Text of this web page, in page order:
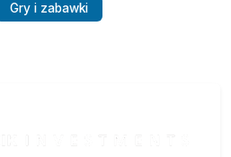
Gry i zabawki